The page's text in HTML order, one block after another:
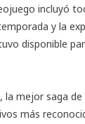
incluyó
y la
disponible
la mejor saga de
más